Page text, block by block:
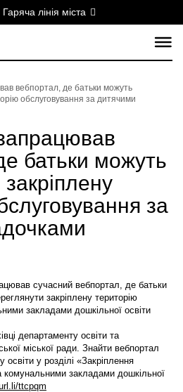
лінія міста
вебпортал, де батьки можуть
обслуговування за дитячими
батьки можуть
за
сучасний вебпортал, де батьки
закріплену територію
закладами дошкільної освіти
департаменту освіти та
міської ради. Знайти вебпортал
у розділі «Закріплення
комунальними закладами дошкільної
ttcpqm